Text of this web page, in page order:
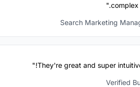
complex
Search Marketing
Verified